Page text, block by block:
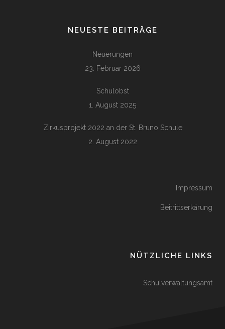
NEUESTE BEITRÄGE
Neuerungen
23. Februar 2026
Schulobst
1. August 2025
Zirkusprojekt 2022 an der St. Bruno Schule
2. August 2022
Impressum
Beitrittserkärung
NÜTZLICHE LINKS
Schulverwaltungsamt